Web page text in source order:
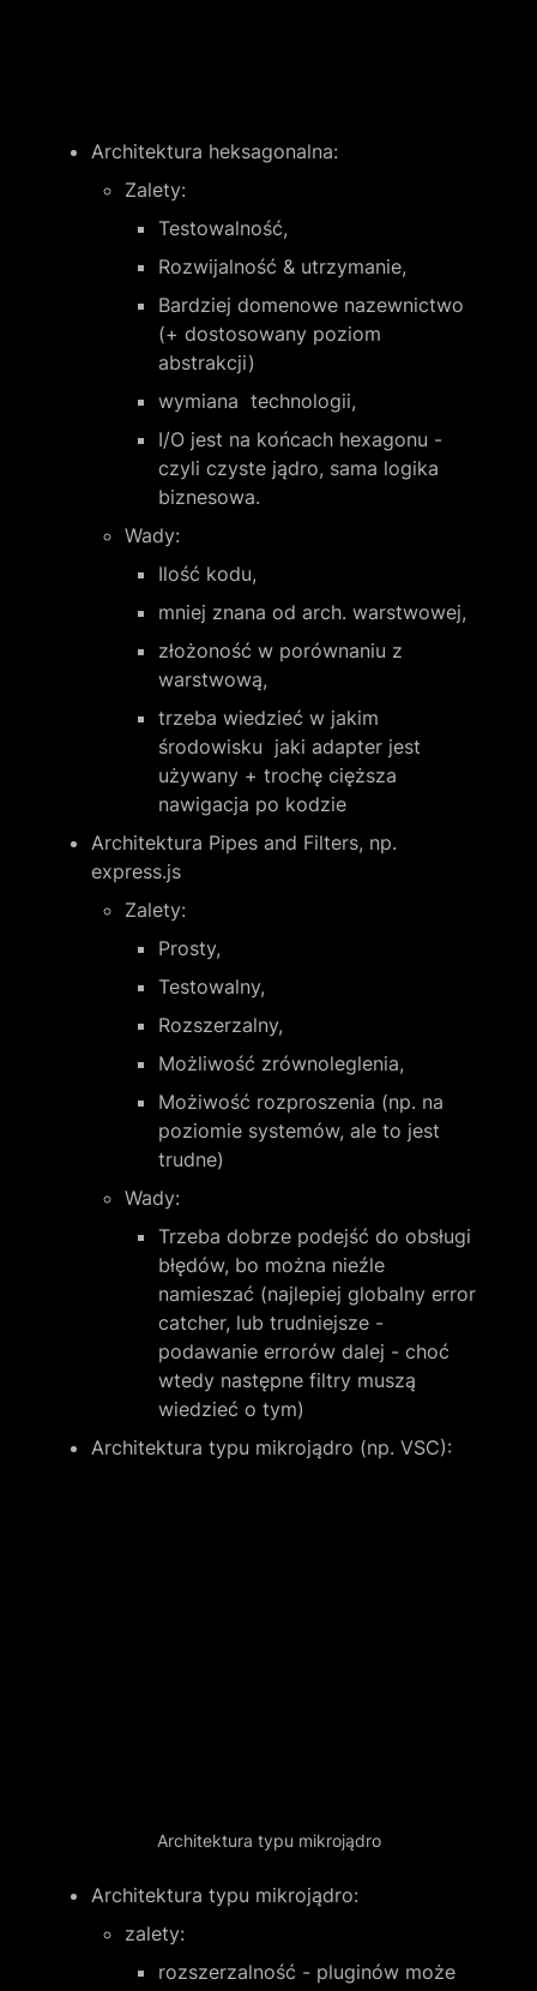
Architektura heksagonalna:
Zalety:
Testowalność,
Rozwijalność & utrzymanie,
Bardziej domenowe nazewnictwo
(+ dostosowany poziom
abstrakcji)
wymiana  technologii,
I/O jest na końcach hexagonu -
czyli czyste jądro, sama logika
biznesowa.
Wady:
Ilość kodu,
mniej znana od arch. warstwowej,
złożoność w porównaniu z
warstwową,
trzeba wiedzieć w jakim
środowisku  jaki adapter jest
używany + trochę cięższa
nawigacja po kodzie
Architektura Pipes and Filters, np.
express.js
Zalety:
Prosty,
Testowalny,
Rozszerzalny,
Możliwość zrównoleglenia,
Możiwość rozproszenia (np. na
poziomie systemów, ale to jest
trudne)
Wady:
Trzeba dobrze podejść do obsługi
błędów, bo można nieźle
namieszać (najlepiej globalny error
catcher, lub trudniejsze -
podawanie errorów dalej - choć
wtedy następne filtry muszą
wiedzieć o tym)
Architektura typu mikrojądro (np. VSC):
Architektura typu mikrojądro
Architektura typu mikrojądro:
zalety:
rozszerzalność - pluginów może